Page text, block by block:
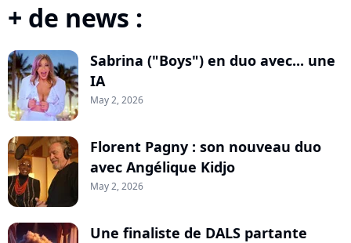
+ de news :
Sabrina ("Boys") en duo avec... une
IA
May 2, 2026
Florent Pagny : son nouveau duo
avec Angélique Kidjo
May 2, 2026
Une finaliste de DALS partante